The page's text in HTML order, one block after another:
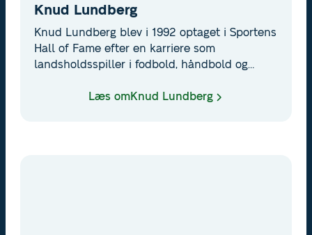
Knud Lundberg
Knud Lundberg blev i 1992 optaget i Sportens
Hall of Fame efter en karriere som
landsholdsspiller i fodbold, håndbold og
Læs omKnud Lundberg